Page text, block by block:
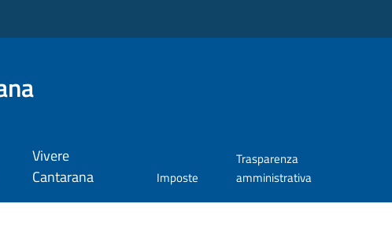
Vivere
Cantarana
Imposte
Trasparenza
amministrativa